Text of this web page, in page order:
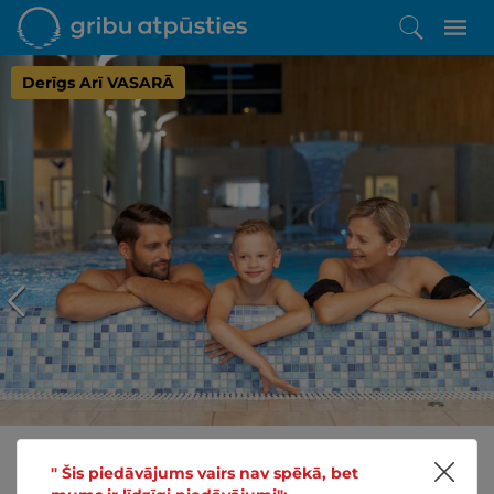
" Šis piedāvājums vairs nav spēkā, bet
Derīgs Arī VASARĀ